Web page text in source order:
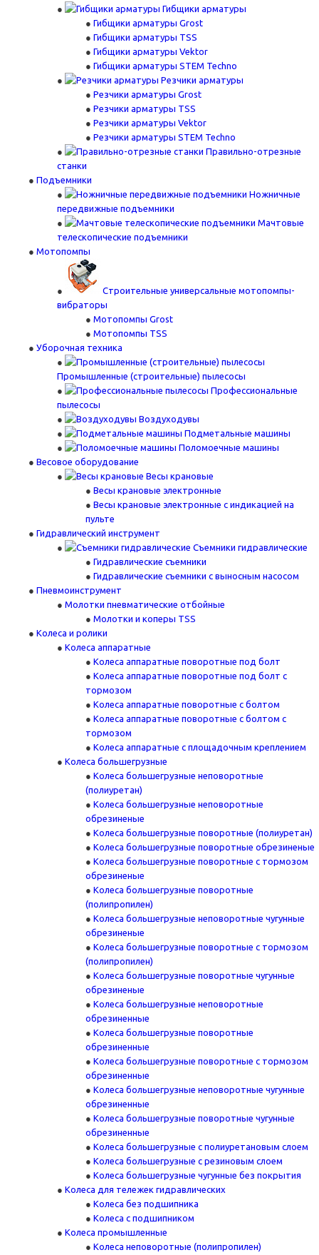
Гибщики арматуры
Гибщики арматуры Grost
Гибщики арматуры TSS
Гибщики арматуры Vektor
Гибщики арматуры STEM Techno
Резчики арматуры
Резчики арматуры Grost
Резчики арматуры TSS
Резчики арматуры Vektor
Резчики арматуры STEM Techno
Правильно-отрезные
станки
Подъемники
Ножничные
передвижные подъемники
Мачтовые
телескопические подъемники
Мотопомпы
Строительные универсальные мотопомпы-
вибраторы
Мотопомпы Grost
Мотопомпы TSS
Уборочная техника
Промышленные (строительные) пылесосы
Профессиональные
пылесосы
Воздуходувы
Подметальные машины
Поломоечные машины
Весовое оборудование
Весы крановые
Весы крановые электронные
Весы крановые электронные с индикацией на
пульте
Гидравлический инструмент
Съемники гидравлические
Гидравлические съемники
Гидравлические cъемники с выносным насосом
Пневмоинструмент
Молотки пневматические отбойные
Молотки и коперы TSS
Колеса и ролики
Колеса аппаратные
Колеса аппаратные поворотные под болт
Колеса аппаратные поворотные под болт с
тормозом
Колеса аппаратные поворотные с болтом
Колеса аппаратные поворотные с болтом с
тормозом
Колеса аппаратные с площадочным креплением
Колеса большегрузные
Колеса большегрузные неповоротные
(полиуретан)
Колеса большегрузные неповоротные
обрезиненые
Колеса большегрузные поворотные (полиуретан)
Колеса большегрузные поворотные обрезиненые
Колеса большегрузные поворотные с тормозом
обрезиненые
Колеса большегрузные поворотные
(полипропилен)
Колеса большегрузные неповоротные чугунные
обрезиненые
Колеса большегрузные поворотные с тормозом
(полипропилен)
Колеса большегрузные поворотные чугунные
обрезиненые
Колеса большегрузные неповоротные
обрезиненные
Колеса большегрузные поворотные
обрезиненные
Колеса большегрузные поворотные с тормозом
обрезиненные
Колеса большегрузные неповоротные чугунные
обрезиненные
Колеса большегрузные поворотные чугунные
обрезиненные
Колеса большегрузные с полиуретановым слоем
Колеса большегрузные с резиновым слоем
Колеса большегрузные чугунные без покрытия
Колеса для тележек гидравлических
Колеса без подшипника
Колеса с подшипником
Колеса промышленные
Колеса неповоротные (полипропилен)